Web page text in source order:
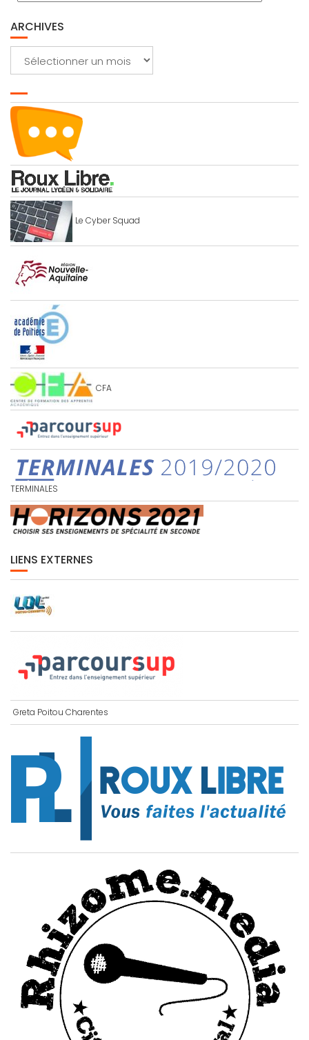
ARCHIVES
Le Cyber Squad
CFA
TERMINALES
LIENS EXTERNES
Greta Poitou Charentes